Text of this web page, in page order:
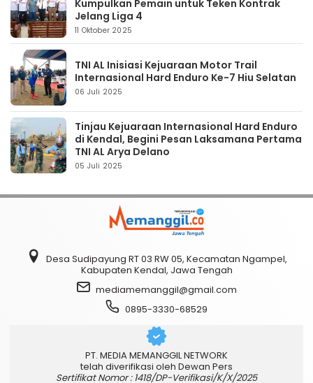
Kumpulkan Pemain untuk Teken Kontrak
Jelang Liga 4
11 Oktober 2025
TNI AL Inisiasi Kejuaraan Motor Trail
Internasional Hard Enduro Ke-7 Hiu Selatan
06 Juli 2025
Tinjau Kejuaraan Internasional Hard Enduro
di Kendal, Begini Pesan Laksamana Pertama
TNI AL Arya Delano
05 Juli 2025
Desa Sudipayung RT 03 RW 05, Kecamatan Ngampel,
Kabupaten Kendal, Jawa Tengah
mediamemanggil@gmail.com
0895-3330-68529
PT. MEDIA MEMANGGIL NETWORK
telah diverifikasi oleh Dewan Pers
Sertifikat Nomor : 1418/DP-Verifikasi/K/X/2025